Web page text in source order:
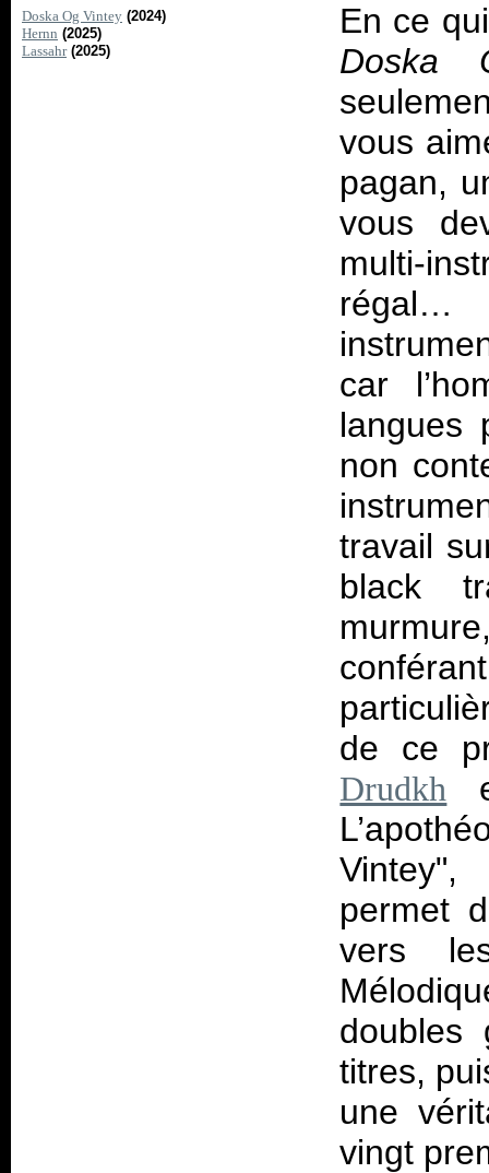
Doska Og Vintey (2024)
Hernn (2025)
Lassahr (2025)
En ce
Doska
vous
pagan,
vous
multi-
car
langues
non
travail
black
de ce
Drudkh
Vintey",
permet
vers
doubles
titres,
une
vingt